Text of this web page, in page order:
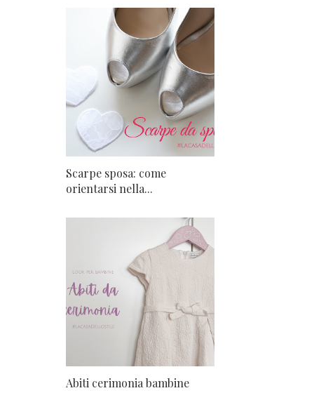
Scarpe sposa: come
orientarsi nella...
Abiti cerimonia bambine